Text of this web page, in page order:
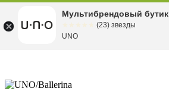
Мультибрендовый бутик
(23) звезды
UNO